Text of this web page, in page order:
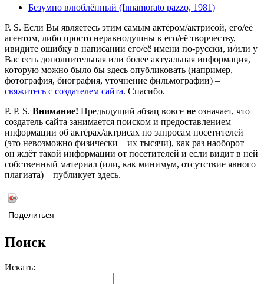
Безумно влюблённый (Innamorato pazzo, 1981)
P. S. Если Вы являетесь этим самым актёром/актрисой, его/её
агентом, либо просто неравнодушны к его/её творчеству,
ивидите ошибку в написании его/её имени по-русски, и/или у
Вас есть дополнительная или более актуальная информация,
которую можно было бы здесь опубликовать (например,
фотография, биография, уточнение фильмографии) –
свяжитесь с создателем сайта. Спасибо.
P. P. S. Внимание! Предыдущий абзац вовсе не означает, что
создатель сайта занимается поиском и предоставлением
информации об актёрах/актрисах по запросам посетителей
(это невозможно физически – их тысячи), как раз наоборот –
он ждёт такой информации от посетителей и если видит в ней
собственный материал (или, как минимум, отсутствие явного
плагиата) – публикует здесь.
Поделиться
Поиск
Искать: